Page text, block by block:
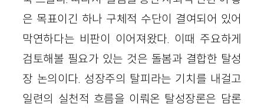
은 목표이긴 하나 구체적 수단이 결여되어 있어
막연하다는 비판이 이어져왔다. 이때 주요하게
검토해볼 필요가 있는 것은 돌봄과 결합한 탈성
장 논의이다. 성장주의 탈피라는 기치를 내걸고
일련의 실천적 흐름을 이뤄온 탈성장론은 담론